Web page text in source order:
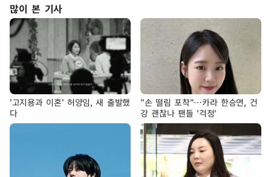
많이 본 기사
'고지용과 이혼' 허양임, 새 출발했
다
"손 떨림 포착"…카라 한승연, 건
강 괜찮나 팬들 '걱정'